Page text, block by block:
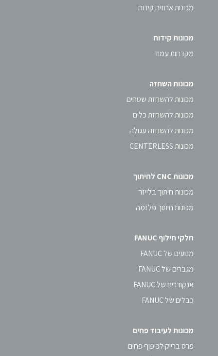
מכונות ארוזיה קידוח
מכונות קידוח
מקדחות עמוד
מכונות השחזה
מכונות להשחזת שטחים
מכונות להשחזת כלים
מכונות להשחזה עגולה
מכונות CENTERLESS
מכונות CNC לחיתוך
מכונות חיתוך בלייזר
מכונות חיתוך פלזמה
חלקי חילוף FANUC
מנועים של FANUC
מגברים של FANUC
אנקודרים של FANUC
כבלים של FANUC
מכונות לעיבוד פחים
פרס ברייק לכיפוף פחים